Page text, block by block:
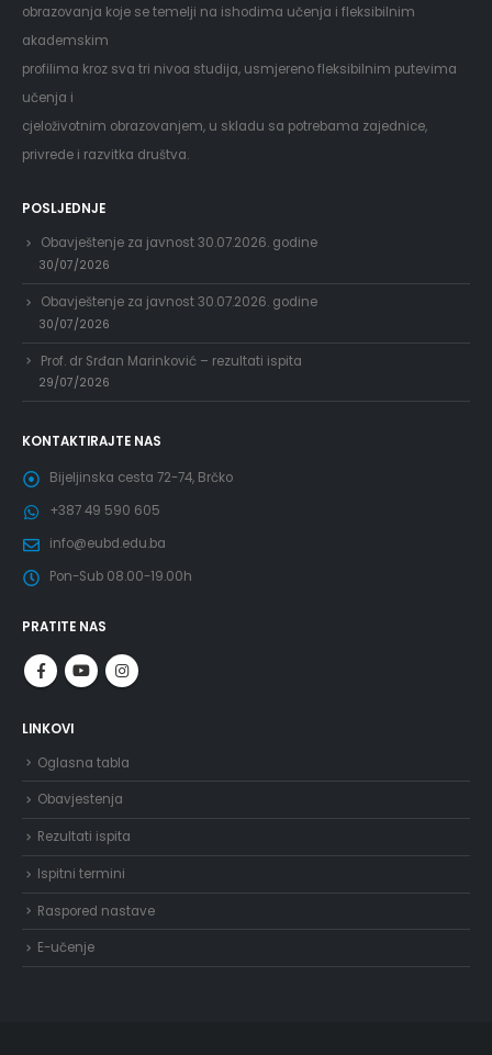
obrazovanja koje se temelji na ishodima učenja i fleksibilnim
akademskim
profilima kroz sva tri nivoa studija, usmjereno fleksibilnim putevima
učenja i
cjeloživotnim obrazovanjem, u skladu sa potrebama zajednice,
privrede i razvitka društva.
POSLJEDNJE
Obavještenje za javnost 30.07.2026. godine
30/07/2026
Obavještenje za javnost 30.07.2026. godine
30/07/2026
Prof. dr Srđan Marinković – rezultati ispita
29/07/2026
KONTAKTIRAJTE NAS
Bijeljinska cesta 72-74, Brčko
+387 49 590 605
info@eubd.edu.ba
Pon-Sub 08.00-19.00h
PRATITE NAS
LINKOVI
Oglasna tabla
Obavjestenja
Rezultati ispita
Ispitni termini
Raspored nastave
E-učenje